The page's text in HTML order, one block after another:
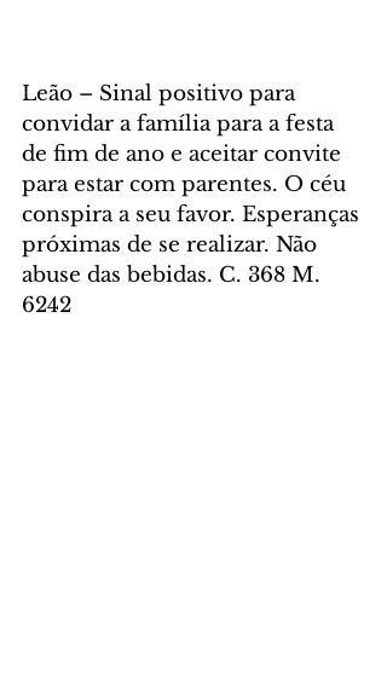
Leão – Sinal positivo para
convidar a família para a festa
de fim de ano e aceitar convite
para estar com parentes. O céu
conspira a seu favor. Esperanças
próximas de se realizar. Não
abuse das bebidas. C. 368 M.
6242